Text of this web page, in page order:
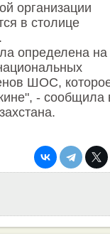
организации
в столице
определена на
ШОС,
- сообщила